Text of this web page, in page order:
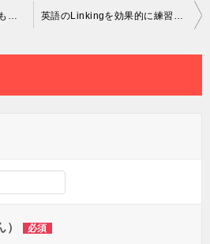
「英語の発音なんてどうでもいい」でこんな勘違いをしていませんか？ 英語のLinkingを効果的に練習するためにプチ音声レッスン録音しました(^^)
） 必須